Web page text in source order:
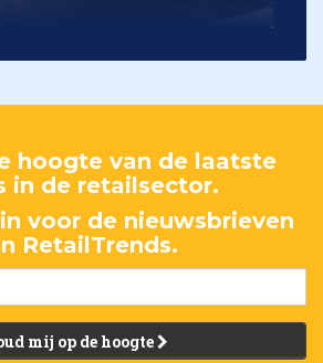
hoogte van de laatste
in de retailsector.
voor de nieuwsbrieven
RetailTrends.
mij op de hoogte